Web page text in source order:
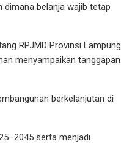
dimana belanja wajib tetap
RPJMD Provinsi Lampung
menyampaikan tanggapan
berkelanjutan di
serta menjadi